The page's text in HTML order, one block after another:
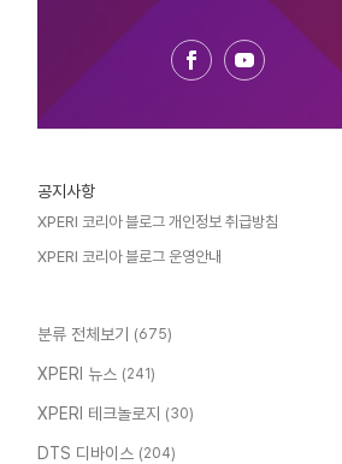
공지사항
XPERI 코리아 블로그 개인정보 취급방침
XPERI 코리아 블로그 운영안내
분류 전체보기 (675)
XPERI 뉴스 (241)
XPERI 테크놀로지 (30)
DTS 디바이스 (204)